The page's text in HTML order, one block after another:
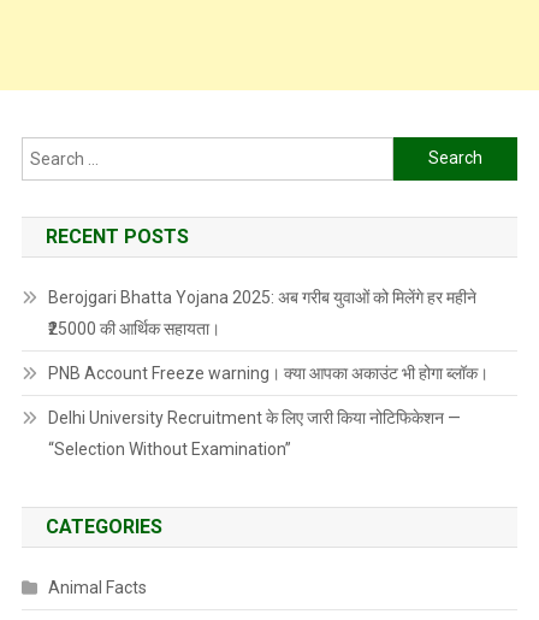
Search
for:
RECENT POSTS
Berojgari Bhatta Yojana 2025: अब गरीब युवाओं को मिलेंगे हर महीने
₹25000 की आर्थिक सहायता।
PNB Account Freeze warning। क्या आपका अकाउंट भी होगा ब्लॉक।
Delhi University Recruitment के लिए जारी किया नोटिफिकेशन —
“Selection Without Examination”
CATEGORIES
Animal Facts